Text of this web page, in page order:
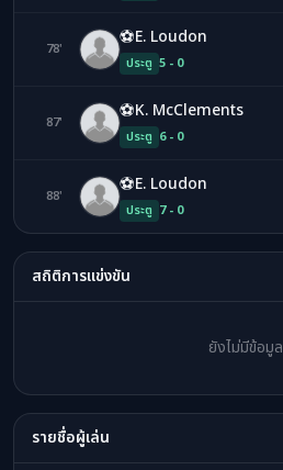
78' EL ⚽E. Loudon
ประตู 5 - 0
87' KM ⚽K. McClements
ประตู 6 - 0
88' EL ⚽E. Loudon
ประตู 7 - 0
สถิติการแข่งขัน
ยังไม่มีข้อมูล
รายชื่อผู้เล่น